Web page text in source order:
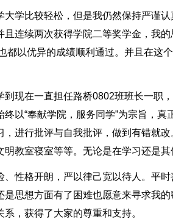
大学比较轻松，但是我仍然保持严谨
且连续两次获得学院二等奖学金，我
都以优异的成绩顺利通过。并且在这
到现在一直担任路桥0802班班长一职
以“奉献学院，服务同学”为宗旨，
，进行批评与自我批评，做到有错就
明教室寝室等等。无论是在学习还是
、性格开朗，严以律己宽以待人。平
是思想方面有了困难也愿意来寻求我
系，获得了大家的尊重和支持。